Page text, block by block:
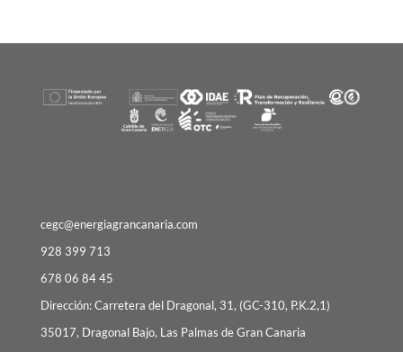
cegc@energiagrancanaria.com
928 399 713
678 06 84 45
Dirección: Carretera del Dragonal, 31, (GC-310, P.K.2,1)
35017, Dragonal Bajo, Las Palmas de Gran Canaria